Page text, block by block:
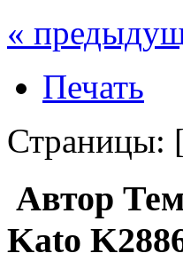
«
Печать
Страницы:
Автор
Kato